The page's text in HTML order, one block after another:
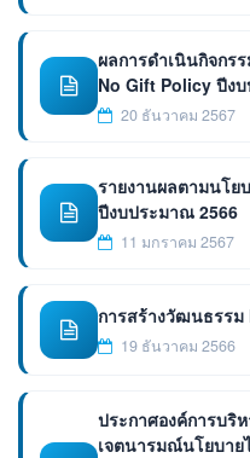
ผลการดำเนินกิจกร
No Gift Policy ปีง
20 ธันวาคม 2567
รายงานผลตามนโย
ปีงบประมาณ 2566
11 มกราคม 2567
การสร้างวัฒนธรร
19 ธันวาคม 2566
ประกาศองค์การบริ
เจตนารมณ์นโยบา